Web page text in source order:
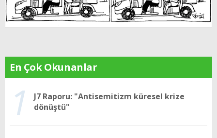
En Çok Okunanlar
1
J7 Raporu: "Antisemitizm küresel krize
dönüştü"